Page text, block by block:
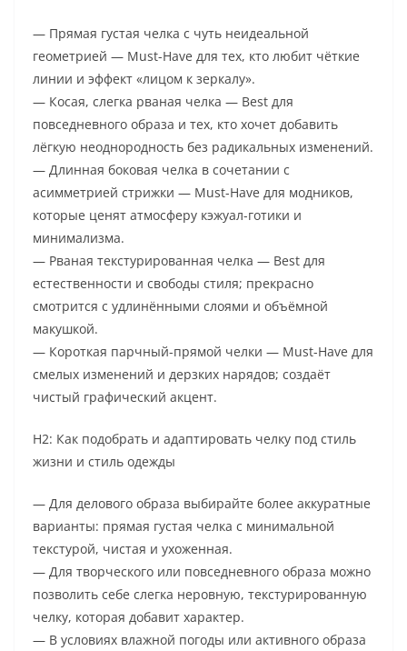
— Прямая густая челка с чуть неидеальной
геометрией — Must-Have для тех, кто любит чёткие
линии и эффект «лицом к зеркалу».
— Косая, слегка рваная челка — Best для
повседневного образа и тех, кто хочет добавить
лёгкую неоднородность без радикальных изменений.
— Длинная боковая челка в сочетании с
асимметрией стрижки — Must-Have для модников,
которые ценят атмосферу кэжуал-готики и
минимализма.
— Рваная текстурированная челка — Best для
естественности и свободы стиля; прекрасно
смотрится с удлинёнными слоями и объёмной
макушкой.
— Короткая парчный-прямой челки — Must-Have для
смелых изменений и дерзких нарядов; создаёт
чистый графический акцент.
H2: Как подобрать и адаптировать челку под стиль
жизни и стиль одежды
— Для делового образа выбирайте более аккуратные
варианты: прямая густая челка с минимальной
текстурой, чистая и ухоженная.
— Для творческого или повседневного образа можно
позволить себе слегка неровную, текстурированную
челку, которая добавит характер.
— В условиях влажной погоды или активного образа